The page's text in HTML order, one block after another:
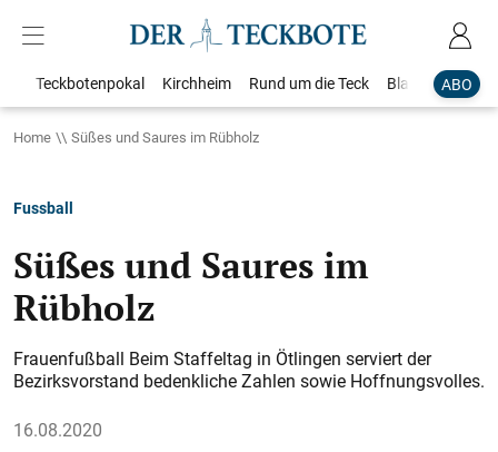
ABO
Teckbotenpokal Kirchheim Rund um die Teck Blaulicht
Home Süßes und Saures im Rübholz
Fussball
Süßes und Saures im
Rübholz
Frauenfußball Beim Staffeltag in Ötlingen serviert der
Bezirksvorstand bedenkliche Zahlen sowie Hoffnungsvolles.
16.08.2020